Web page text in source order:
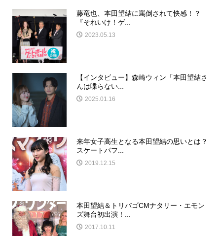
藤竜也、本田望結に罵倒されて快感！？
『それいけ！ゲ...
2023.05.13
【インタビュー】森崎ウィン「本田望結さ
んは喋らない...
2025.01.16
来年女子高生となる本田望結の思いとは？
スケートパフ...
2019.12.15
本田望結＆トリバゴCMナタリー・エモン
ズ舞台初出演！...
2017.10.11